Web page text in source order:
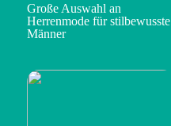
Große Auswahl an
Herrenmode für stilbewusste
Männer